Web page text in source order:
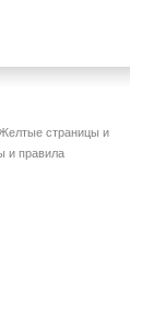
страницы и
и правила